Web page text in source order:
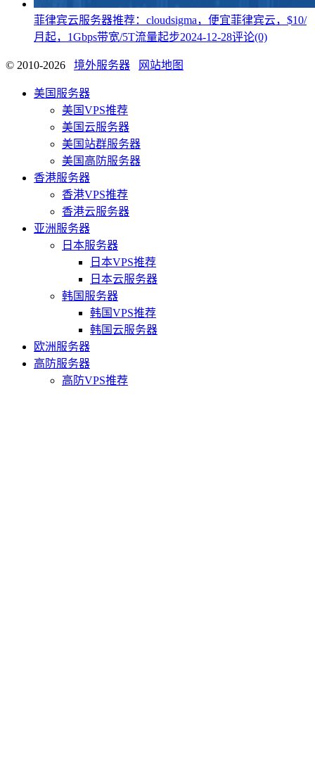
菲律宾云服务器推荐：cloudsigma，便宜菲律宾云，$10/
月起，1Gbps带宽/5T流量起步2024-12-28评论(0)
© 2010-2026 境外服务器 网站地图
美国服务器
美国VPS推荐
美国云服务器
美国站群服务器
美国高防服务器
香港服务器
香港VPS推荐
香港云服务器
亚洲服务器
日本服务器
日本VPS推荐
日本云服务器
韩国服务器
韩国VPS推荐
韩国云服务器
欧洲服务器
高防服务器
高防VPS推荐